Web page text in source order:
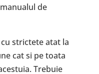
de
strictete atat la
cat si pe toata
Trebuie